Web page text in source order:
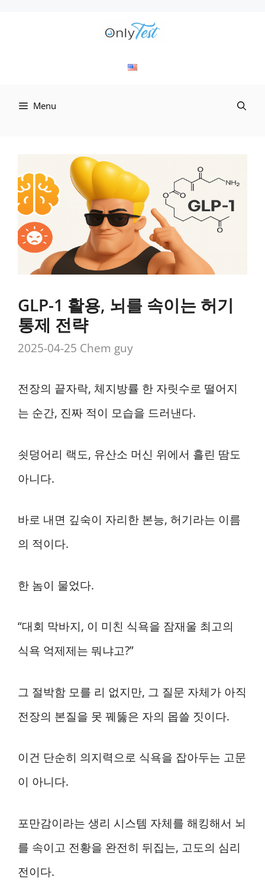
Menu
GLP-1 활용, 뇌를 속이는 허기
통제 전략
2025-04-25 Chem guy
전장의 끝자락, 체지방률 한 자릿수로 떨어지
는 순간, 진짜 적이 모습을 드러낸다.
쇳덩어리 랙도, 유산소 머신 위에서 흘린 땀도
아니다.
바로 내면 깊숙이 자리한 본능, 허기라는 이름
의 적이다.
한 놈이 물었다.
“대회 막바지, 이 미친 식욕을 잠재울 최고의
식욕 억제제는 뭐냐고?”
그 절박함 모를 리 없지만, 그 질문 자체가 아직
전장의 본질을 못 꿰뚫은 자의 몹쓸 짓이다.
이건 단순히 의지력으로 식욕을 잡아두는 고문
이 아니다.
포만감이라는 생리 시스템 자체를 해킹해서 뇌
를 속이고 전황을 완전히 뒤집는, 고도의 심리
전이다.